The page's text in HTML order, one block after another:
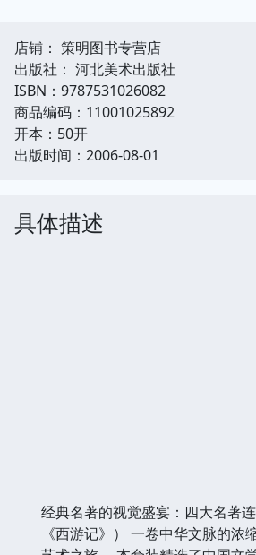
店铺： 策明图书专营店
出版社： 河北美术出版社
ISBN：9787531026082
商品编码：11001025892
开本：50开
出版时间：2006-08-01
具体描述
经典名著的视觉盛宴：四大名著
《西游记》） 一卷中华文脉的浓